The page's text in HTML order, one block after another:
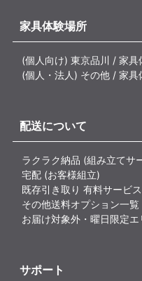
家具体験場所
(個人向け) 東京品川 / 家具
(個人・法人) その他 / 家具
配送について
ラクラク納品 (組み立てサ
宅配 (お客様組立)
既存引き取り 有料サービス
その他送料オプション一覧
お届け対象外・曜日限定エ
サポート